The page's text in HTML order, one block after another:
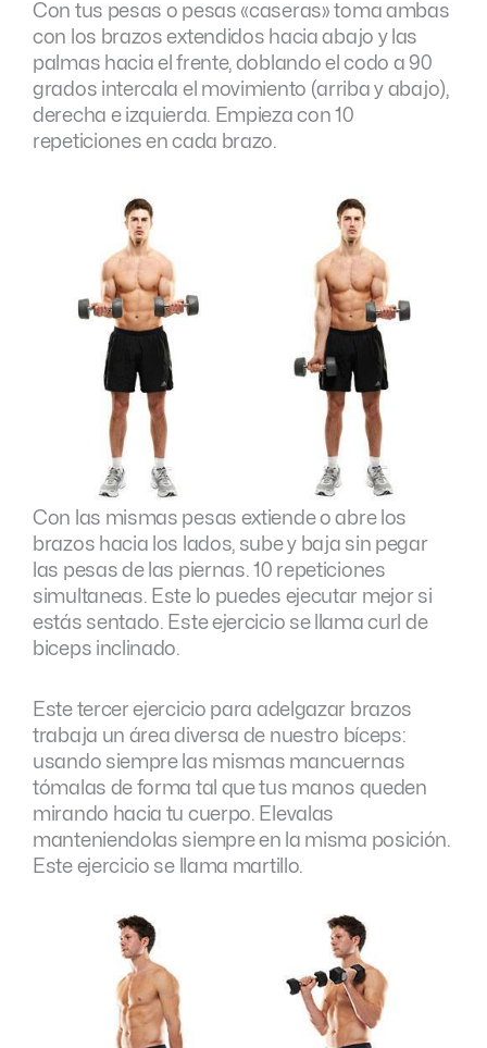
Con tus pesas o pesas «caseras» toma ambas
con los brazos extendidos hacia abajo y las
palmas hacia el frente, doblando el codo a 90
grados intercala el movimiento (arriba y abajo),
derecha e izquierda. Empieza con 10
repeticiones en cada brazo.
Con las mismas pesas extiende o abre los
brazos hacia los lados, sube y baja sin pegar
las pesas de las piernas. 10 repeticiones
simultaneas. Este lo puedes ejecutar mejor si
estás sentado. Este ejercicio se llama curl de
biceps inclinado.
Este tercer ejercicio para adelgazar brazos
trabaja un área diversa de nuestro bíceps:
usando siempre las mismas mancuernas
tómalas de forma tal que tus manos queden
mirando hacia tu cuerpo. Elevalas
manteniendolas siempre en la misma posición.
Este ejercicio se llama martillo.